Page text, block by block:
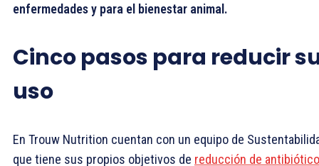
enfermedades y para el bienestar animal.
Cinco pasos para reducir
uso
En Trouw Nutrition cuentan con un equipo de
que tiene sus propios objetivos de reducción de